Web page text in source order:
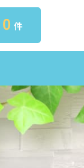
0 件